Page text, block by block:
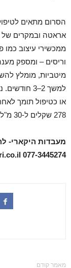
הסרום מתאים
אראטה ובמקרים של
ממכשירי עיצוב כמו
וריסים – ומספק
מיטביות, מומלץ
למשך 2–3
או כטיפול תומך
278 שקלים ל-30 מ"ל.
מעבדות היקארי-
077-3445274
מאמר קודם